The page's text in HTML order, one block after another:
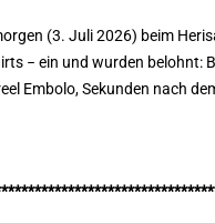
(3. Juli 2026) beim
− ein und wurden belohnt:
Embolo, Sekunden nach